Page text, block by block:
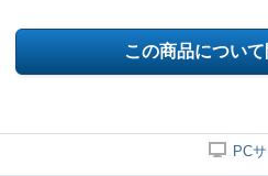
この商品につい
PC